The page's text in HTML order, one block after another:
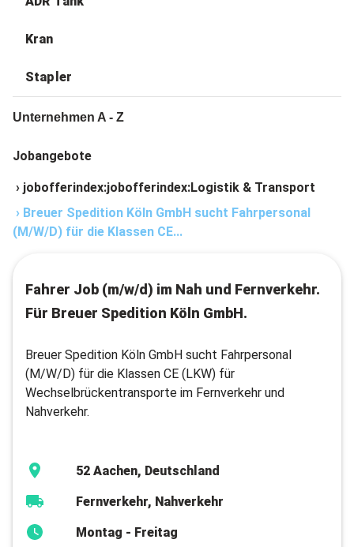
Kran
Stapler
Unternehmen A - Z
Jobangebote
› jobofferindex:jobofferindex:Logistik & Transport
› Breuer Spedition Köln GmbH sucht Fahrpersonal
(M/W/D) für die Klassen CE...
Fahrer Job (m/w/d) im Nah und Fernverkehr.
Für Breuer Spedition Köln GmbH.
Breuer Spedition Köln GmbH sucht Fahrpersonal
(M/W/D) für die Klassen CE (LKW) für
Wechselbrückentransporte im Fernverkehr und
Nahverkehr.
52 Aachen, Deutschland
Fernverkehr, Nahverkehr
Montag - Freitag